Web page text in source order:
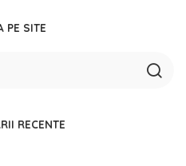
PE SITE
RECENTE